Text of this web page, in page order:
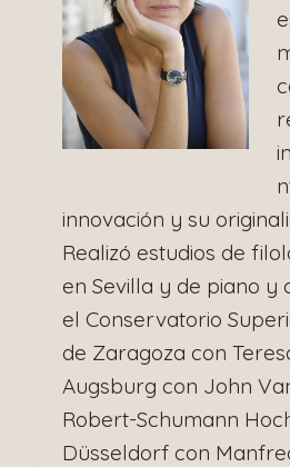
innovación y su
Realizó estudios de
en Sevilla y de piano y
el Conservatorio
de Zaragoza con
Augsburg con John
Robert-Schumann
Düsseldorf con